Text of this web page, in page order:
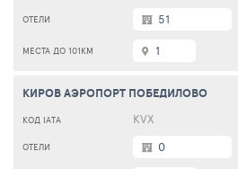
51
1
КИРОВ АЭРОПОРТ ПОБЕДИЛОВО
KVX
0